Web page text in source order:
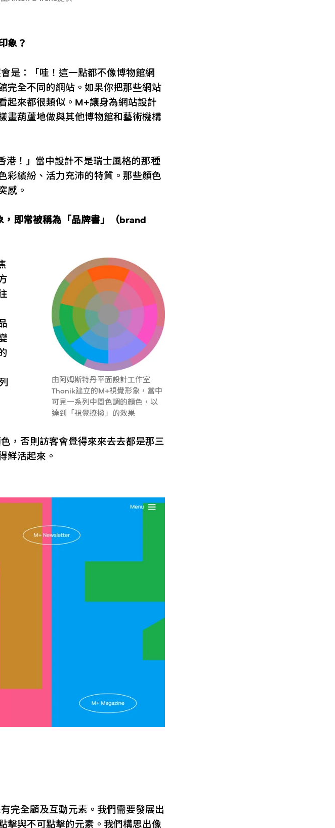
象？
是：「哇！這一點都不像博物館網
完全不同的網站。如果你把那些網站
起來都很類似。M+讓身為網站設計
畫葫蘆地做與其他博物館和藝術機構
港！」當中設計不是瑞士風格的那種
彩繽紛、活力充沛的特質。那些顏色
感。
即常被稱為「品牌書」（brand
由阿姆斯特丹平面設計工作室
Thonik建立的M+視覺形象，當中
可見一系列中間色調的顏色，以
達到「視覺撩撥」的效果
，否則訪客會覺得來來去去都是那三
鮮活起來。
完全顧及互動元素。我們需要發展出
擊與不可點擊的元素。我們構思出像